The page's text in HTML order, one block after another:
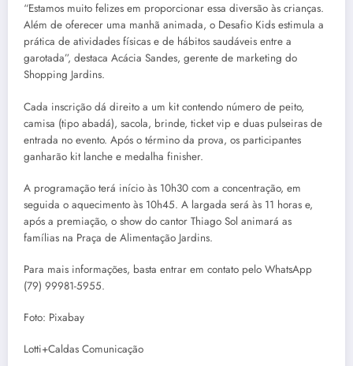
“Estamos muito felizes em proporcionar essa diversão às crianças.
Além de oferecer uma manhã animada, o Desafio Kids estimula a
prática de atividades físicas e de hábitos saudáveis entre a
garotada”, destaca Acácia Sandes, gerente de marketing do
Shopping Jardins.
Cada inscrição dá direito a um kit contendo número de peito,
camisa (tipo abadá), sacola, brinde, ticket vip e duas pulseiras de
entrada no evento. Após o término da prova, os participantes
ganharão kit lanche e medalha finisher.
A programação terá início às 10h30 com a concentração, em
seguida o aquecimento às 10h45. A largada será às 11 horas e,
após a premiação, o show do cantor Thiago Sol animará as
famílias na Praça de Alimentação Jardins.
Para mais informações, basta entrar em contato pelo WhatsApp
(79) 99981-5955.
Foto: Pixabay
Lotti+Caldas Comunicação